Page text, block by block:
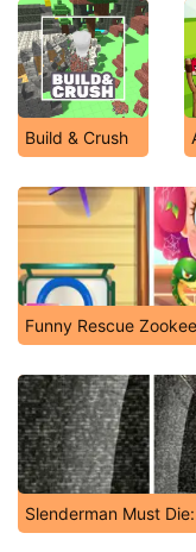
Build & Crush
Funny Rescue
Slenderman Must